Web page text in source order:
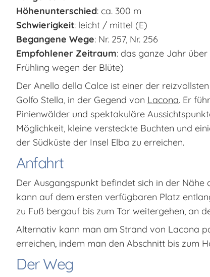
Höhenunterschied: ca. 300 m
Schwierigkeit: leicht / mittel (E)
Begangene Wege: Nr. 257, Nr. 256
Empfohlener Zeitraum: das ganze Jahr
Frühling wegen der Blüte)
Der Anello della Calce ist einer der
Golfo Stella, in der Gegend von Lacona. Er
Pinienwälder und spektakuläre
Möglichkeit, kleine versteckte Buchten und
der Südküste der Insel Elba zu erreichen.
Anfahrt
Der Ausgangspunkt befindet sich in der Nähe
kann auf dem ersten verfügbaren Platz
zu Fuß bergauf bis zum Tor weitergehen, an
Alternativ kann man am Strand von Lacona
erreichen, indem man den Abschnitt bis zum
Der Weg